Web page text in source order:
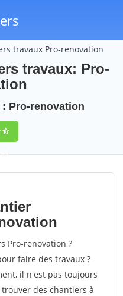
travaux Pro-renovation
travaux: Pro-
Pro-renovation
65
Pro-renovation ?
faire des travaux ?
il n'est pas toujours
des chantiers à